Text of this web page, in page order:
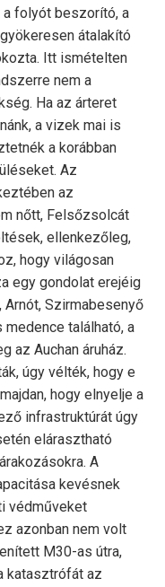
folyót beszorító, a
átalakító
Itt ismételten
nem a
Ha az árteret
a vizek mai is
a korábban
Az
az
nőtt, Felsőzsolcát
ellenkezőleg,
hogy világosan
egy gondolat erejéig
Szirmabesenyő
található, a
az Auchan áruház.
úgy vélték, hogy e
hogy elnyelje a
infrastruktúrát úgy
elárasztható
A
kevésnek
védműveket
azonban nem volt
M30-as útra,
katasztrófát az